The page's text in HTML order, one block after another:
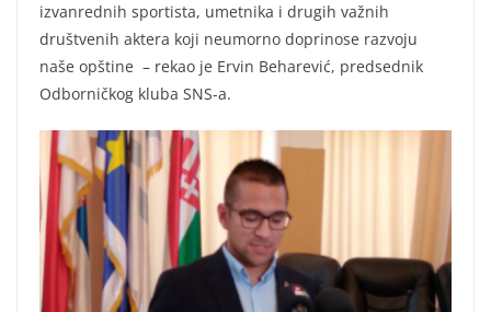
izvanrednih sportista, umetnika i drugih važnih
društvenih aktera koji neumorno doprinose razvoju
naše opštine – rekao je Ervin Beharević, predsednik
Odborničkog kluba SNS-a.